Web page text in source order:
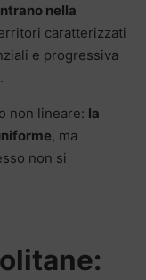
nella
caratterizzati
e progressiva
non lineare: la
, ma
non si